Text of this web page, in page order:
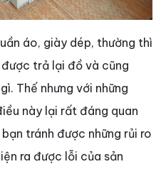
áo, giày dép, thường thì
trả lại đồ và cũng
Thế nhưng với những
này lại rất đáng quan
tránh được những rủi ro
ra được lỗi của sản